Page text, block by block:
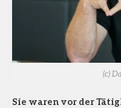
(c)
Sie waren vor der